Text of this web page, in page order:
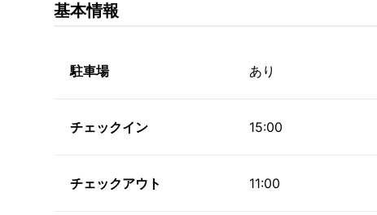
基本情報
駐車場 あり
チェックイン 15:00
チェックアウト 11:00